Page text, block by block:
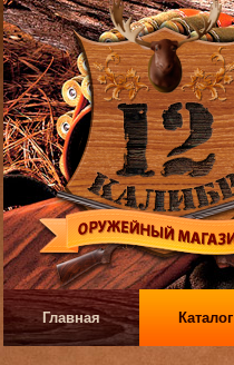
Главная Каталог